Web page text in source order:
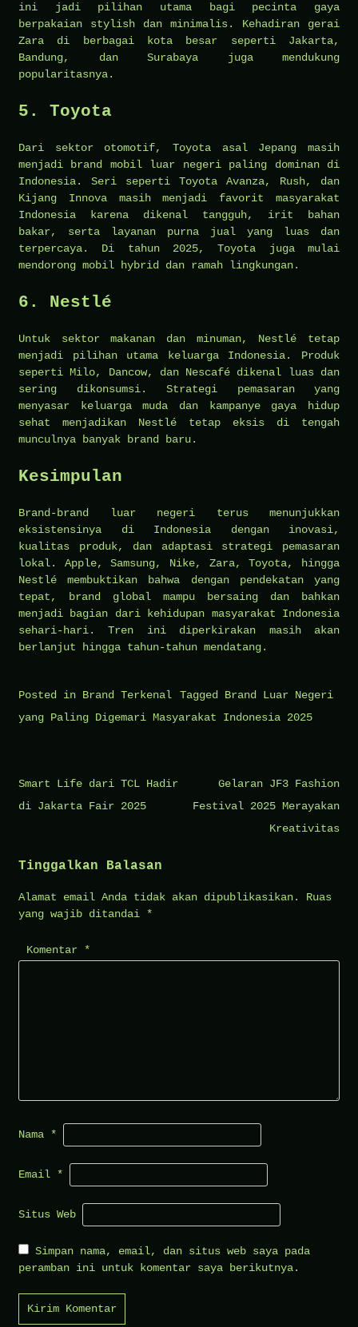
ini jadi pilihan utama bagi pecinta gaya
berpakaian stylish dan minimalis. Kehadiran gerai
Zara di berbagai kota besar seperti Jakarta,
Bandung, dan Surabaya juga mendukung
popularitasnya.
5. Toyota
Dari sektor otomotif, Toyota asal Jepang masih
menjadi brand mobil luar negeri paling dominan di
Indonesia. Seri seperti Toyota Avanza, Rush, dan
Kijang Innova masih menjadi favorit masyarakat
Indonesia karena dikenal tangguh, irit bahan
bakar, serta layanan purna jual yang luas dan
terpercaya. Di tahun 2025, Toyota juga mulai
mendorong mobil hybrid dan ramah lingkungan.
6. Nestlé
Untuk sektor makanan dan minuman, Nestlé tetap
menjadi pilihan utama keluarga Indonesia. Produk
seperti Milo, Dancow, dan Nescafé dikenal luas dan
sering dikonsumsi. Strategi pemasaran yang
menyasar keluarga muda dan kampanye gaya hidup
sehat menjadikan Nestlé tetap eksis di tengah
munculnya banyak brand baru.
Kesimpulan
Brand-brand luar negeri terus menunjukkan
eksistensinya di Indonesia dengan inovasi,
kualitas produk, dan adaptasi strategi pemasaran
lokal. Apple, Samsung, Nike, Zara, Toyota, hingga
Nestlé membuktikan bahwa dengan pendekatan yang
tepat, brand global mampu bersaing dan bahkan
menjadi bagian dari kehidupan masyarakat Indonesia
sehari-hari. Tren ini diperkirakan masih akan
berlanjut hingga tahun-tahun mendatang.
Posted in Brand Terkenal Tagged Brand Luar Negeri
yang Paling Digemari Masyarakat Indonesia 2025
Navigasi
pos
Smart Life dari TCL Hadir
di Jakarta Fair 2025
Gelaran JF3 Fashion
Festival 2025 Merayakan
Kreativitas
Tinggalkan Balasan
Alamat email Anda tidak akan dipublikasikan.
Ruas
yang wajib ditandai *
Komentar *
Nama *
Email *
Situs Web
Simpan nama, email, dan situs web saya pada
peramban ini untuk komentar saya berikutnya.